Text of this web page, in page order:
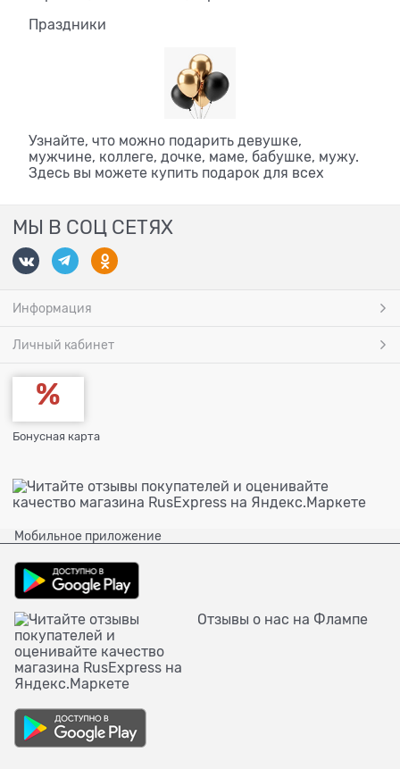
Праздники
Узнайте, что можно подарить девушке,
мужчине, коллеге, дочке, маме, бабушке, мужу.
Здесь вы можете купить подарок для всех
МЫ В СОЦ СЕТЯХ
Информация
Личный кабинет
Бонусная карта
Мобильное приложение
Отзывы о нас на Флампе